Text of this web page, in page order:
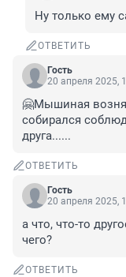
Ну только ему
ОТВЕТИТЬ
Гость
20 апреля 2025,
🤗Мышиная
собирался
друга......
ОТВЕТИТЬ
Гость
20 апреля 2025,
а что, что-то
чего?
ОТВЕТИТЬ